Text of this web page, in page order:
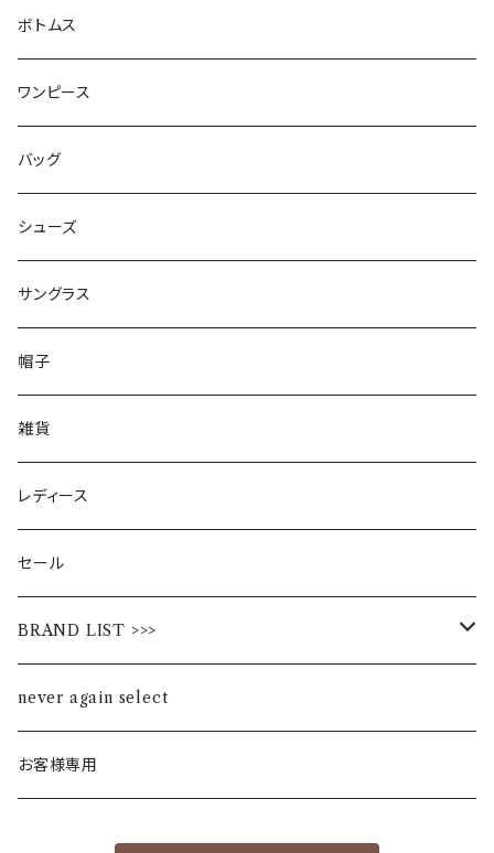
ボトムス
ワンピース
バッグ
シューズ
サングラス
帽子
雑貨
レディース
セール
BRAND LIST >>>
ALL STAR
Alohaloha
never again select
お客様専用